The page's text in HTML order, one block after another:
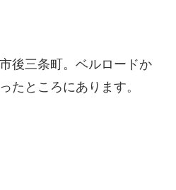
後三条町。ベルロードか
たところにあります。